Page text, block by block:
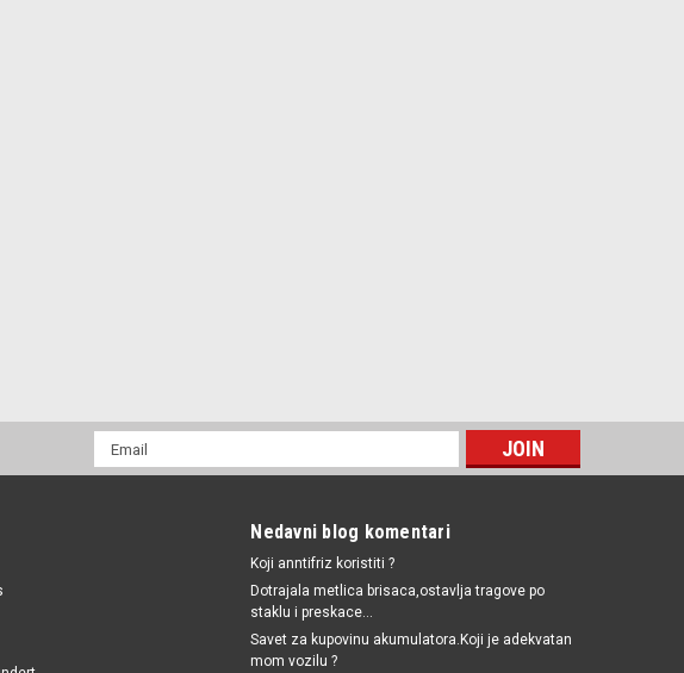
mail
Nedavni blog komentari
Koji anntifriz koristiti ?
Dotrajala metlica brisaca,ostavlja tragove po
staklu i preskace...
Savet za kupovinu akumulatora.Koji je adekvatan
mom vozilu ?